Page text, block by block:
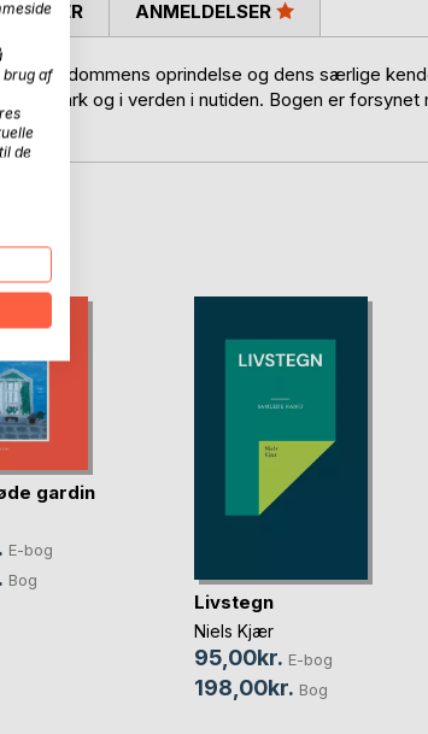
oprindelse og dens særlige
og i verden i nutiden. Bogen er forsynet
SKRIVER ANMELDELSER
gardin
E-bog
Bog
Livstegn
Niels Kjær
95,00kr. E-bog
198,00kr. Bog
af
de